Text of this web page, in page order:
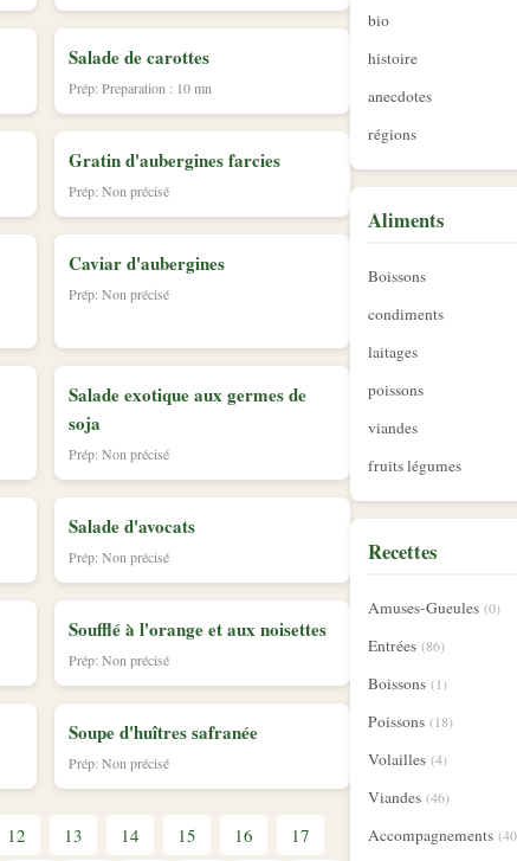
Salade de carottes
Prép: Preparation : 10 mn
Gratin d'aubergines farcies
Prép: Non précisé
Caviar d'aubergines
Prép: Non précisé
Salade exotique aux germes de
soja
Prép: Non précisé
Salade d'avocats
Prép: Non précisé
Soufflé à l'orange et aux noisettes
Prép: Non précisé
Soupe d'huîtres safranée
Prép: Non précisé
12 13 14 15 16
17
bio
histoire
anecdotes
régions
Aliments
Boissons
condiments
laitages
poissons
viandes
fruits légumes
Recettes
Amuses-Gueules (0)
Entrées (86)
Boissons (1)
Poissons (18)
Volailles (4)
Viandes (46)
Accompagnements